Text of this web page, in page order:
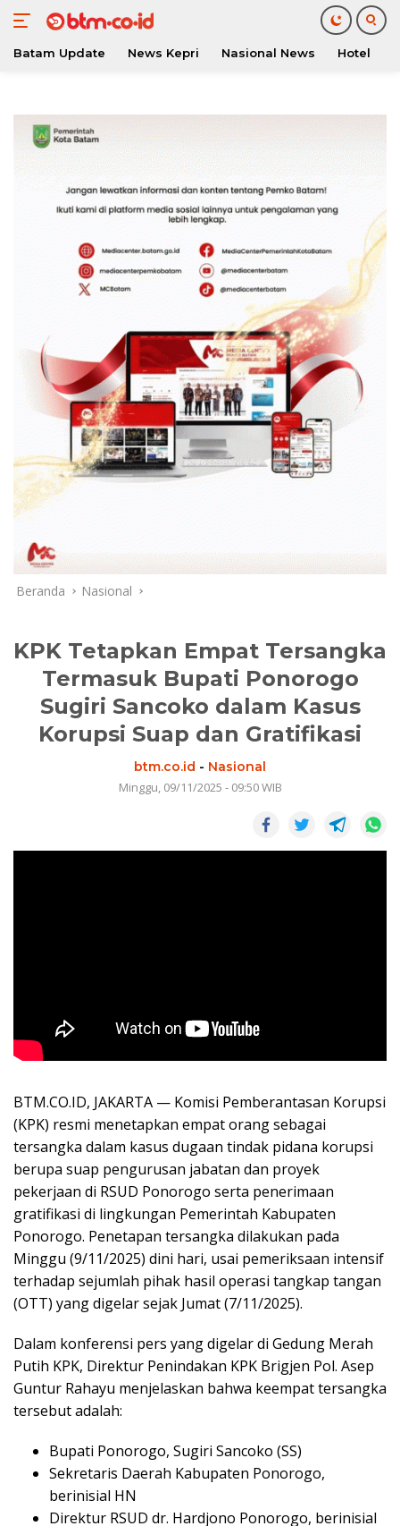
konten
Batam Update News Kepri Nasional News Hotel
Beranda Nasional
KPK Tetapkan Empat Tersangka
Termasuk Bupati Ponorogo
Sugiri Sancoko dalam Kasus
Korupsi Suap dan Gratifikasi
btm.co.id - Nasional
Minggu, 09/11/2025 - 09:50 WIB
BTM.CO.ID, JAKARTA — Komisi Pemberantasan Korupsi
(KPK) resmi menetapkan empat orang sebagai
tersangka dalam kasus dugaan tindak pidana korupsi
berupa suap pengurusan jabatan dan proyek
pekerjaan di RSUD Ponorogo serta penerimaan
gratifikasi di lingkungan Pemerintah Kabupaten
Ponorogo. Penetapan tersangka dilakukan pada
Minggu (9/11/2025) dini hari, usai pemeriksaan intensif
terhadap sejumlah pihak hasil operasi tangkap tangan
(OTT) yang digelar sejak Jumat (7/11/2025).
Dalam konferensi pers yang digelar di Gedung Merah
Putih KPK, Direktur Penindakan KPK Brigjen Pol. Asep
Guntur Rahayu menjelaskan bahwa keempat tersangka
tersebut adalah:
Bupati Ponorogo, Sugiri Sancoko (SS)
Sekretaris Daerah Kabupaten Ponorogo,
berinisial HN
Direktur RSUD dr. Hardjono Ponorogo, berinisial